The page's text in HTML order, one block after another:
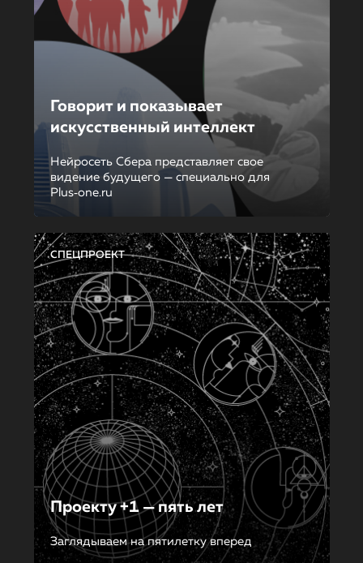
Говорит и показывает
искусственный интеллект
Нейросеть Сбера представляет свое
видение будущего — специально для
Plus‑one.ru
СПЕЦПРОЕКТ
Проекту +1 — пять лет
Заглядываем на пятилетку вперед